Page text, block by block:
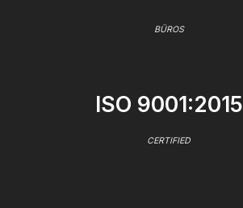
BÜROS
ISO 9001:2015
CERTIFIED